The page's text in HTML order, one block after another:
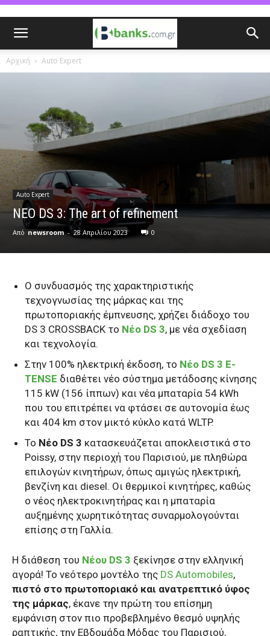
Αρχική Auto Expert
Auto Expert
ΝΕΟ DS 3: The art of refinement
Από newsroom - 28 Απριλίου 2023 0
Ο συνδυασμός της χαρακτηριστικής
τεχνογνωσίας της μάρκας και της
πρωτοποριακής έμπνευσης, χρήζει διάδοχο του
DS 3 CROSSBACK το Νέο DS 3, με νέα σχεδίαση
και τεχνολογία.
Στην 100% ηλεκτρική έκδοση, το Νέο DS 3 E-
TENSE διαθέτει νέο σύστημα μετάδοσης κίνησης
115 kW (156 ίππων) και νέα μπαταρία 54 kWh
που του επιτρέπει να φτάσει σε αυτονομία έως
και 404 km στον μικτό κύκλο κατά WLTP.
Το Νέο DS 3 κατασκευάζεται αποκλειστικά στο
Poissy, στην περιοχή του Παρισιού, με πληθώρα
επιλογών κινητήρων, όπως αμιγώς ηλεκτρική,
βενζίνη και diesel. Οι θερμικοί κινητήρες, καθώς
ο νέος ηλεκτροκινητήρας και η μπαταρία
αυξημένης χωρητικότητας συναρμολογούνται
επίσης στη Γαλλία.
Η διάθεση του Νέου DS 3 ξεκίνησε στην ελληνική
αγορά! Το νεότερο μοντέλο της DS Automobiles,
πιστό στο πρωτοποριακό και ανατρεπτικό ύφος
της μάρκας, έκανε την πρώτη του επίσημη
εμφάνιση στον πιο προβεβλημένο θεσμό υψηλής
ραπτικής, την Εβδομάδα Μόδας του Παρισιού,